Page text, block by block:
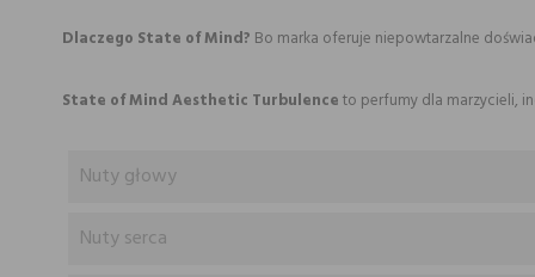
Dlaczego State of Mind? Bo marka oferuje niepowtarzalne
State of Mind Aesthetic Turbulenceto perfumy dla marzycieli,
Nuty głowy
Nuty serca